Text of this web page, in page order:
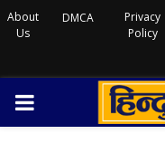
About
Us
DMCA
Privacy
Policy
PRIMARY